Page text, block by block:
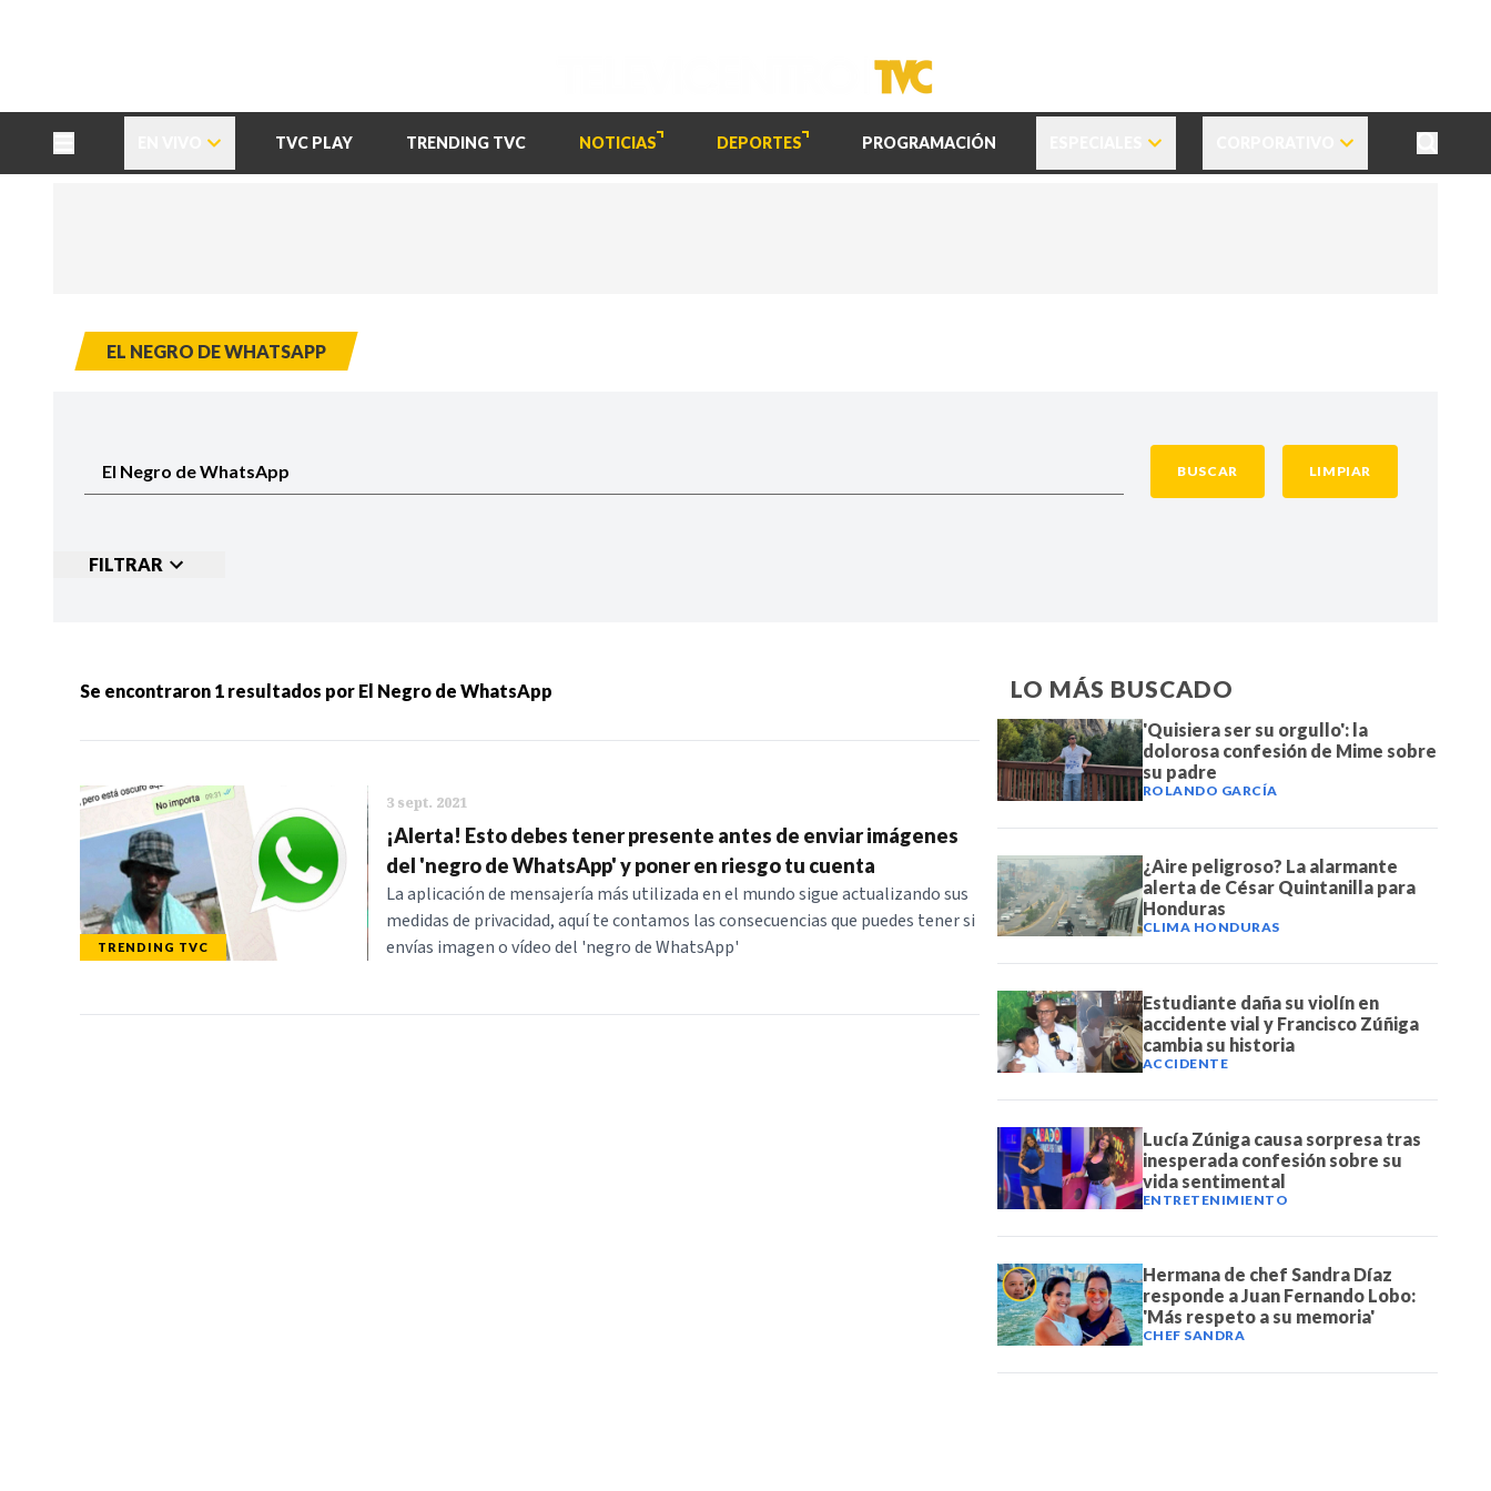
TVC PLAY TRENDING TVC NOTICIAS DEPORTES PROGRAMACIÓN
EL NEGRO DE WHATSAPP
BUSCAR LIMPIAR
FILTRAR
Categorias: NOTICIAS SERIES
Se encontraron 1 resultados por El Negro de WhatsApp
TRENDING TVC
3 sept. 2021
¡Alerta! Esto debes tener presente antes de enviar imágenes
del 'negro de WhatsApp' y poner en riesgo tu cuenta
La aplicación de mensajería más utilizada en el mundo sigue actualizando sus
medidas de privacidad, aquí te contamos las consecuencias que puedes tener si
envías imagen o vídeo del 'negro de WhatsApp'
LO MÁS BUSCADO
'Quisiera ser su orgullo': la
dolorosa confesión de Mime sobre
su padre
ROLANDO GARCÍA
¿Aire peligroso? La alarmante
alerta de César Quintanilla para
Honduras
CLIMA HONDURAS
Estudiante daña su violín en
accidente vial y Francisco Zúñiga
cambia su historia
ACCIDENTE
Lucía Zúniga causa sorpresa tras
inesperada confesión sobre su
vida sentimental
ENTRETENIMIENTO
Hermana de chef Sandra Díaz
responde a Juan Fernando Lobo:
'Más respeto a su memoria'
CHEF SANDRA